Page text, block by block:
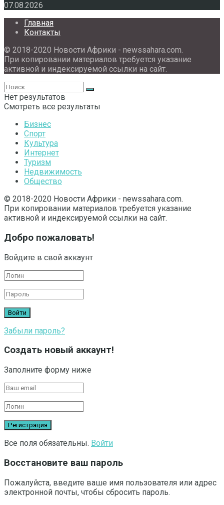
07.08.2026
Главная
Контакты
© 2018-2020 Новости Африки - newssahara.com.
При копировании материалов требуется указание
активной и индексируемой ссылки на сайт.
Нет результатов
Смотреть все результаты
Бизнес
Спорт
Культура
Интернет
Туризм
Недвижимость
Общество
© 2018-2020 Новости Африки - newssahara.com.
При копировании материалов требуется указание
активной и индексируемой ссылки на сайт.
Добро пожаловать!
Войдите в свой аккаунт
Забыли пароль?
Создать новый аккаунт!
Заполните форму ниже
Все поля обязательны. Войти
Восстановите ваш пароль
Пожалуйста, введите ваше имя пользователя или адрес
электронной почты, чтобы сбросить пароль.